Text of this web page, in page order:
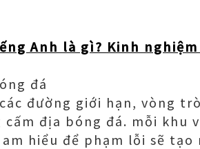
Anh là gì? Kinh
đá
đường giới hạn, vòng
địa bóng đá. mỗi khu
hiểu để phạm lỗi sẽ tạo